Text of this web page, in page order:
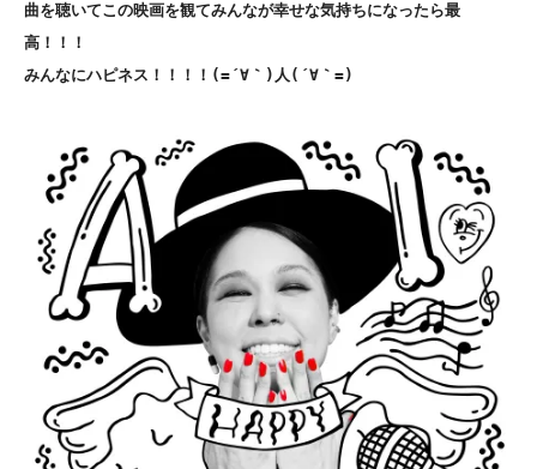
曲を聴いてこの映画を観てみんなが幸せな気持ちになったら最
高！！！
みんなにハピネス！！！！(=´∀｀)人(´∀｀=)